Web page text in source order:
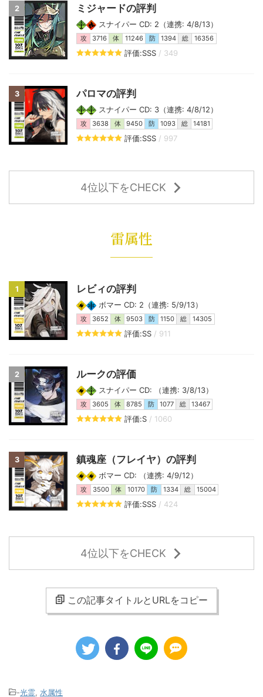
2 ミジャードの評判
スナイパー CD: 2（連携: 4/8/13）
攻 3716 体 11246 防 1394 総 16356
評価:SSS / 349
3 パロマの評判
スナイパー CD: 3（連携: 4/8/12）
攻 3638 体 9450 防 1093 総 14181
評価:SSS / 997
4位以下をCHECK
雷属性
1 レビィの評判
ボマー CD: 2（連携: 5/9/13）
攻 3652 体 9503 防 1150 総 14305
評価:SS / 911
2 ルークの評価
スナイパー CD: （連携: 3/8/13）
攻 3605 体 8785 防 1077 総 13467
評価:S / 1060
3 鎮魂座（フレイヤ）の評判
ボマー CD: （連携: 4/9/12）
攻 3500 体 10170 防 1334 総 15004
評価:SSS / 424
4位以下をCHECK
この記事タイトルとURLをコピー
-光霊 水属性